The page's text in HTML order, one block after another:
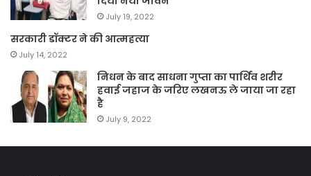
July 19, 2022
सरकारी डॉक्टर ने की आत्महत्या
July 14, 2022
निधन के बाद साधना गुप्ता का पार्थिव शरीर
हवाई जहाज के जरिए लखनऊ ले जाया जा रहा
है
July 9, 2022